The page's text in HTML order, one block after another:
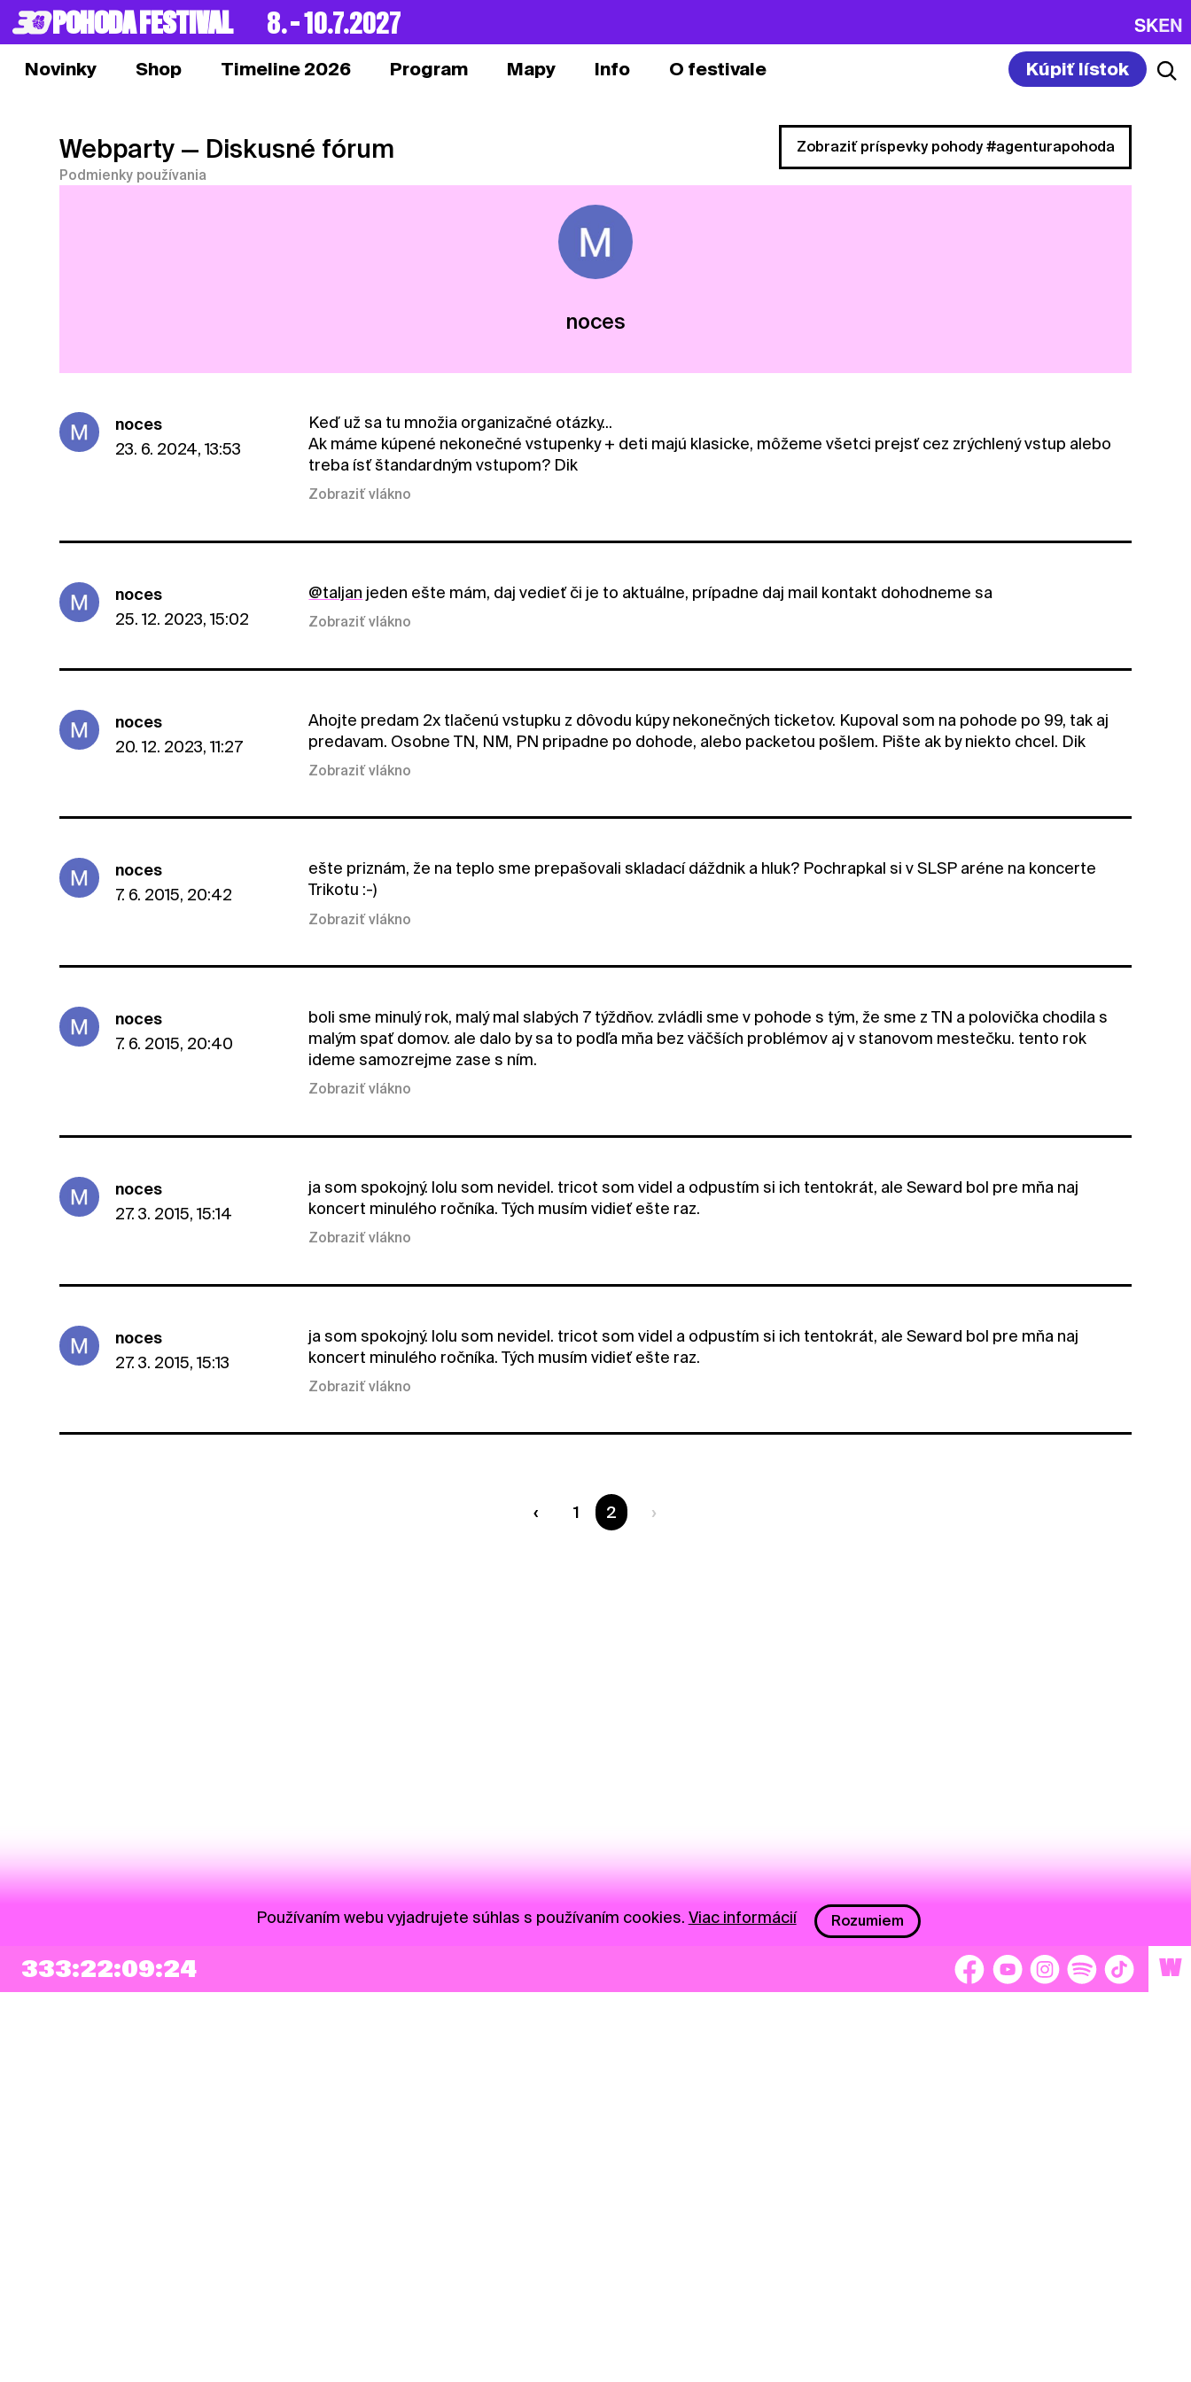
POHODA FESTIVAL 8. – 10.7.2027 SKEN
Novinky Shop Timeline 2026 Program Mapy Info O festivale Kúpiť lístok
Webparty — Diskusné fórum
Podmienky používania
Zobraziť príspevky pohody #agenturapohoda
noces
noces
23. 6. 2024, 13:53
Keď už sa tu množia organizačné otázky...
Ak máme kúpené nekonečné vstupenky + deti majú klasicke, môžeme všetci prejsť cez zrýchlený vstup alebo
treba ísť štandardným vstupom? Dik
Zobraziť vlákno
noces
25. 12. 2023, 15:02
@taljan jeden ešte mám, daj vedieť či je to aktuálne, prípadne daj mail kontakt dohodneme sa
Zobraziť vlákno
noces
20. 12. 2023, 11:27
Ahojte predam 2x tlačenú vstupku z dôvodu kúpy nekonečných ticketov. Kupoval som na pohode po 99, tak aj
predavam. Osobne TN, NM, PN pripadne po dohode, alebo packetou pošlem. Pište ak by niekto chcel. Dik
Zobraziť vlákno
noces
7. 6. 2015, 20:42
ešte priznám, že na teplo sme prepašovali skladací dáždnik a hluk? Pochrapkal si v SLSP aréne na koncerte
Trikotu :-)
Zobraziť vlákno
noces
7. 6. 2015, 20:40
boli sme minulý rok, malý mal slabých 7 týždňov. zvládli sme v pohode s tým, že sme z TN a polovička chodila s
malým spať domov. ale dalo by sa to podľa mňa bez väčších problémov aj v stanovom mestečku. tento rok
ideme samozrejme zase s ním.
Zobraziť vlákno
noces
27. 3. 2015, 15:14
ja som spokojný. lolu som nevidel. tricot som videl a odpustím si ich tentokrát, ale Seward bol pre mňa naj
koncert minulého ročníka. Tých musím vidieť ešte raz.
Zobraziť vlákno
noces
27. 3. 2015, 15:13
ja som spokojný. lolu som nevidel. tricot som videl a odpustím si ich tentokrát, ale Seward bol pre mňa naj
koncert minulého ročníka. Tých musím vidieť ešte raz.
Zobraziť vlákno
1 Ste na strane
2
333:22:09:23 W
Používaním webu vyjadrujete súhlas s používaním cookies. Viac informácií Rozumiem